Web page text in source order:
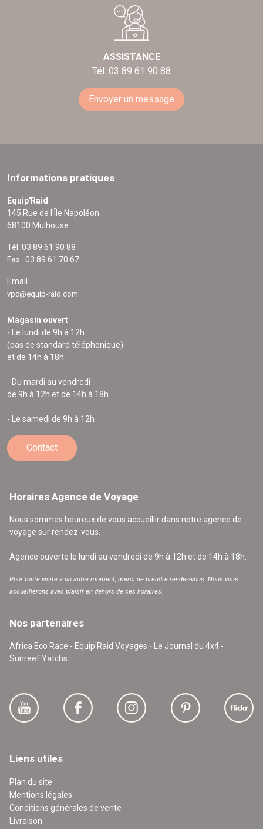
ASSISTANCE
Tél. 03 89 61 90 88
Envoyer un message
Informations pratiques
Equip'Raid
145 Rue de l'Île Napoléon
68100 Mulhouse
Tél. 03 89 61 90 88
Fax : 03 89 61 70 67
Email
vpc@equip-raid.com
Magasin ouvert
- Le lundi de 9h à 12h
(pas de standard téléphonique)
et de 14h à 18h
- Du mardi au vendredi
de 9h à 12h et de 14h à 18h
- Le samedi de 9h à 12h
Contact
Horaires Agence de Voyage
Nous sommes heureux de vous accueillir dans notre agence de
voyage sur rendez-vous.
Agence ouverte le lundi au vendredi de 9h à 12h et de 14h à 18h.
Pour toute visite à un autre moment, merci de prendre rendez-vous. Nous vous
accueillerons avec plaisir en dehors de ces horaires.
Nos partenaires
Africa Eco Race - Equip'Raid Voyages - Le Journal du 4x4 -
Sunreef Yatchs
Liens utiles
Plan du site
Mentions légales
Conditions générales de vente
Livraison